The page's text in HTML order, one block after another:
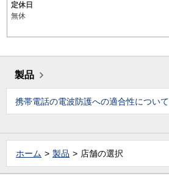
定休日
無休
製品
携帯電話の電波防護への適合性について
ホーム 製品 店舗の選択